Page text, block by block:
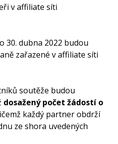
v affiliate síti
30. dubna 2022 budou
zařazené v affiliate síti
soutěže budou
dosažený počet žádostí o
každý partner obdrží
ze shora uvedených